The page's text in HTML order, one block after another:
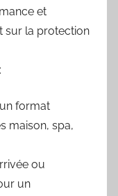
et
sur la protection
format
maison, spa,
ou
un